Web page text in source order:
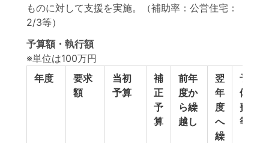
ものに対して支援を実施。（補助率：公営住宅：
2/3等）
予算額・執行額
※単位は100万円
年度
要求
額
当初
予算
補
正
予
算
前年
度か
ら繰
越し
翌
年
度
へ
繰
予
備
費
等